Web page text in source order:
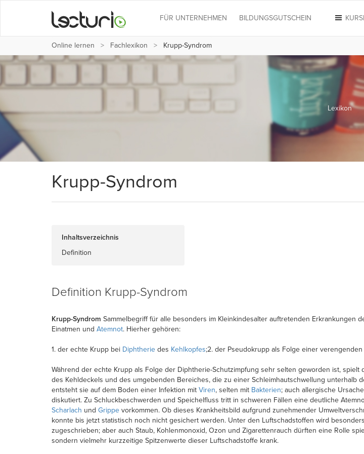
FÜR UNTERNEHMEN BILDUNGSGUTSCHEIN
Online lernen Fachlexikon Krupp-Syndrom
Lexikon
Krupp-Syndrom
Inhaltsverzeichnis
Definition
Definition Krupp-Syndrom
Krupp-Syndrom Sammelbegriff für alle besonders im Kleinkindesalter auftretenden Erkrankungen
Einatmen und Atemnot. Hierher gehören:
1. der echte Krupp bei Diphtherie des Kehlkopfes;2. der Pseudokrupp als Folge einer
Während der echte Krupp als Folge der Diphtherie-Schutzimpfung sehr selten geworden ist,
des Kehldeckels und des umgebenden Bereiches, die zu einer Schleimhautschwellung unterhalb
entsteht sie auf dem Boden einer Infektion mit Viren, selten mit Bakterien; auch allergische
diskutiert. Zu Schluckbeschwerden und Speichelfluss tritt in schweren Fällen eine deutliche
Scharlach und Grippe vorkommen. Ob dieses Krankheitsbild aufgrund zunehmender
konnte bis jetzt statistisch noch nicht gesichert werden. Unter den Luftschadstoffen wird
zugeschrieben; aber auch Staub, Kohlenmonoxid, Ozon und Zigarettenrauch dürften eine Rolle
sondern vielmehr kurzzeitige Spitzenwerte dieser Luftschadstoffe krank.